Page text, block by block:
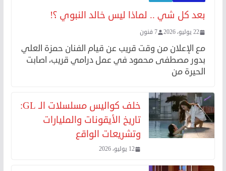
بعد كل شي .. لماذا ليس خالد النبوي ؟!
22 يوليو، 2026 7 فنون
مع الإعلان من وقت قريب عن قيام الفنان حمزة العلي
بدور مصطفى محمود في عمل درامي قريب، اصابت
الحيرة من
خلف كواليس مسلسلات الـ GL:
تاريخ الأيقونات والمليارات
وتشريعات الواقع
12 يوليو، 2026